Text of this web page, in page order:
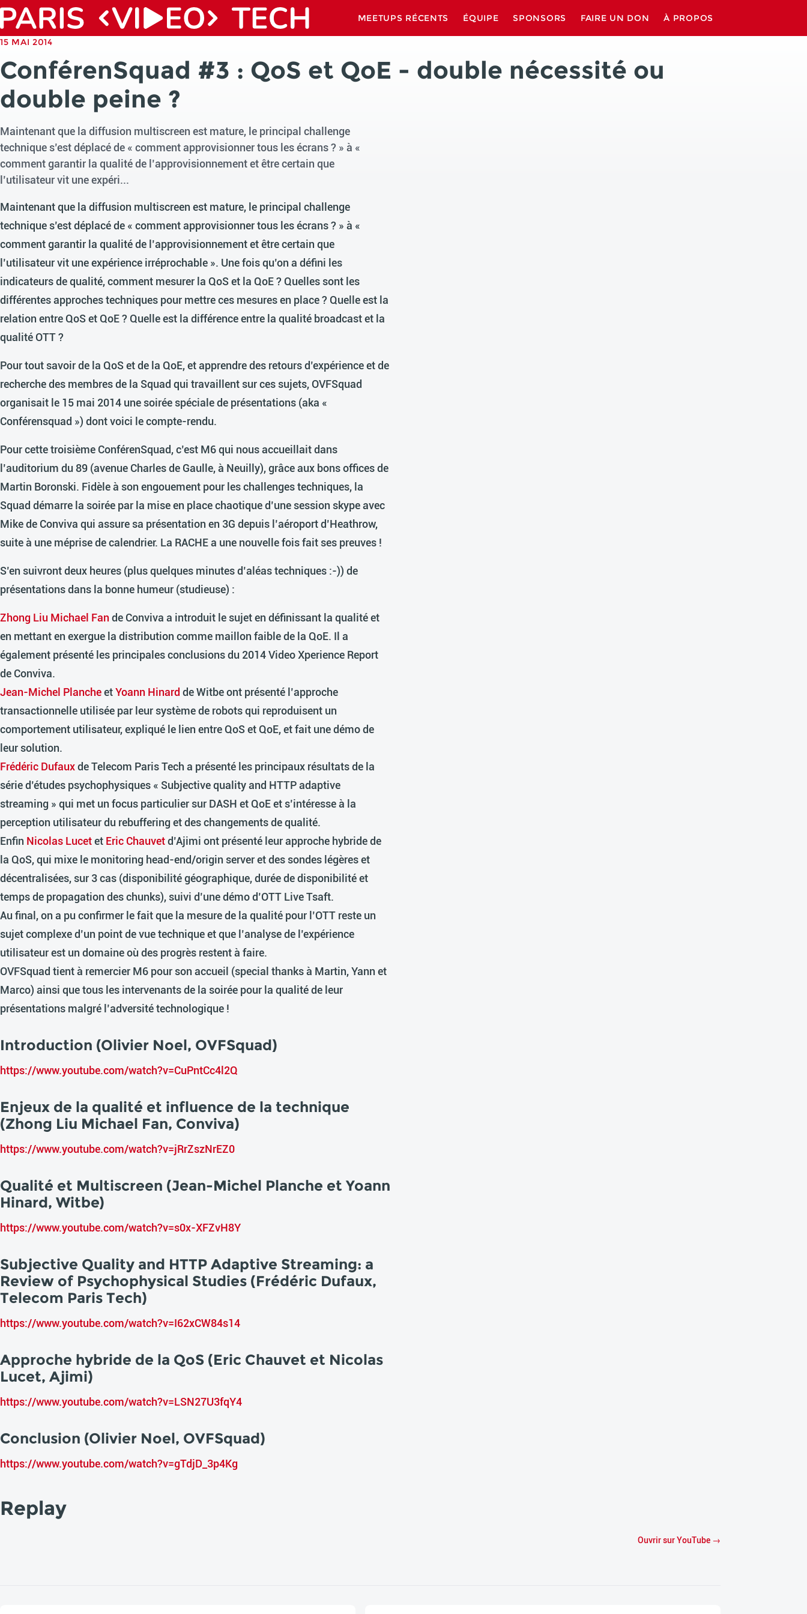
MEETUPS RÉCENTS ÉQUIPE SPONSORS FAIRE UN DON À PROPOS
15 MAI 2014
ConférenSquad #3 : QoS et QoE - double nécessité ou
double peine ?
Maintenant que la diffusion multiscreen est mature, le principal challenge
technique s’est déplacé de « comment approvisionner tous les écrans ? » à «
comment garantir la qualité de l’approvisionnement et être certain que
l’utilisateur vit une expéri...
Maintenant que la diffusion multiscreen est mature, le principal challenge
technique s’est déplacé de « comment approvisionner tous les écrans ? » à «
comment garantir la qualité de l’approvisionnement et être certain que
l’utilisateur vit une expérience irréprochable ». Une fois qu’on a défini les
indicateurs de qualité, comment mesurer la QoS et la QoE ? Quelles sont les
différentes approches techniques pour mettre ces mesures en place ? Quelle est la
relation entre QoS et QoE ? Quelle est la différence entre la qualité broadcast et la
qualité OTT ?
Pour tout savoir de la QoS et de la QoE, et apprendre des retours d’expérience et de
recherche des membres de la Squad qui travaillent sur ces sujets, OVFSquad
organisait le 15 mai 2014 une soirée spéciale de présentations (aka «
Conférensquad ») dont voici le compte-rendu.
Pour cette troisième ConférenSquad, c’est M6 qui nous accueillait dans
l’auditorium du 89 (avenue Charles de Gaulle, à Neuilly), grâce aux bons offices de
Martin Boronski. Fidèle à son engouement pour les challenges techniques, la
Squad démarre la soirée par la mise en place chaotique d’une session skype avec
Mike de Conviva qui assure sa présentation en 3G depuis l’aéroport d’Heathrow,
suite à une méprise de calendrier. La RACHE a une nouvelle fois fait ses preuves !
S’en suivront deux heures (plus quelques minutes d’aléas techniques :-)) de
présentations dans la bonne humeur (studieuse) :
Zhong Liu Michael Fande Conviva a introduit le sujet en définissant la qualité et
en mettant en exergue la distribution comme maillon faible de la QoE. Il a
également présenté les principales conclusions du 2014 Video Xperience Report
de Conviva.
Jean-Michel PlancheetYoann Hinard de Witbeont présenté l’approche
transactionnelle utilisée par leur système de robots qui reproduisent un
comportement utilisateur, expliqué le lien entre QoS et QoE, et fait une démo de
leur solution.
Frédéric Dufauxde Telecom Paris Tech a présenté les principaux résultats de la
série d’études psychophysiques « Subjective quality and HTTP adaptive
streaming » qui met un focus particulier sur DASH et QoE et s’intéresse à la
perception utilisateur du rebuffering et des changements de qualité.
Enfin Nicolas Lucetet Eric Chauvetd’Ajimi ont présenté leur approche hybride de
la QoS, qui mixe le monitoring head-end/origin server et des sondes légères et
décentralisées, sur 3 cas (disponibilité géographique, durée de disponibilité et
temps de propagation des chunks), suivi d’une démo d’OTT Live Tsaft.
Au final, on a pu confirmer le fait que la mesure de la qualité pour l’OTT reste un
sujet complexe d’un point de vue technique et que l’analyse de l’expérience
utilisateur est un domaine où des progrès restent à faire.
OVFSquad tient à remercier M6 pour son accueil (special thanks à Martin, Yann et
Marco) ainsi que tous les intervenants de la soirée pour la qualité de leur
présentations malgré l’adversité technologique !
Introduction (Olivier Noel, OVFSquad)
https://www.youtube.com/watch?v=CuPntCc4l2Q
Enjeux de la qualité et influence de la technique
(Zhong Liu Michael Fan, Conviva)
https://www.youtube.com/watch?v=jRrZszNrEZ0
Qualité et Multiscreen (Jean-Michel Planche et Yoann
Hinard, Witbe)
https://www.youtube.com/watch?v=s0x-XFZvH8Y
Subjective Quality and HTTP Adaptive Streaming: a
Review of Psychophysical Studies (Frédéric Dufaux,
Telecom Paris Tech)
https://www.youtube.com/watch?v=I62xCW84s14
Approche hybride de la QoS (Eric Chauvet et Nicolas
Lucet, Ajimi)
https://www.youtube.com/watch?v=LSN27U3fqY4
Conclusion (Olivier Noel, OVFSquad)
https://www.youtube.com/watch?v=gTdjD_3p4Kg
Replay
Ouvrir sur YouTube →